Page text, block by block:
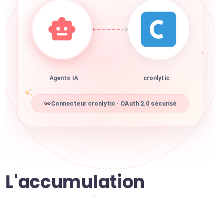
Agents IA cronlytic
Connecteur cronlytic · OAuth 2.0 sécurisé
L'accumulation